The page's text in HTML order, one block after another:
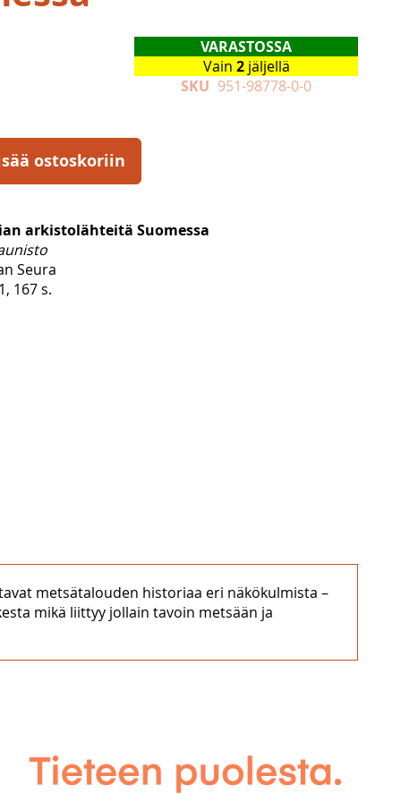
VARASTOSSA
Vain 2jäljellä
SKU 951-98778-0-0
ostoskoriin
arkistolähteitä Suomessa
Seura
167 s.
metsätalouden historiaa eri näkökulmista –
mikä liittyy jollain tavoin metsään ja